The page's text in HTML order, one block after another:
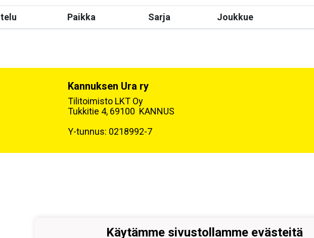
Paikka Sarja Joukkue
Kannuksen Ura ry
Tilitoimisto LKT Oy
Tukkitie 4, 69100 KANNUS
Y-tunnus: 0218992-7
Käytämme sivustollamme evästeitä